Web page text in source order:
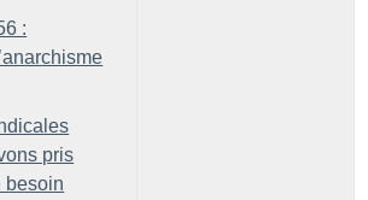
:
pris
besoin